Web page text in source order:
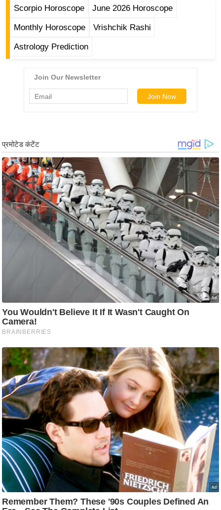
त
बॉ
ली
ल्म
स
मी
क्षा
B
r
k
N
e
w
ला
इ
फ
स्टा
इ
टे
क्नॉ
लॉ
जी
ब्यू
टी
Scorpio Horoscope June 2026 Horoscope
Monthly Horoscope Vrishchik Rashi
Astrology Prediction